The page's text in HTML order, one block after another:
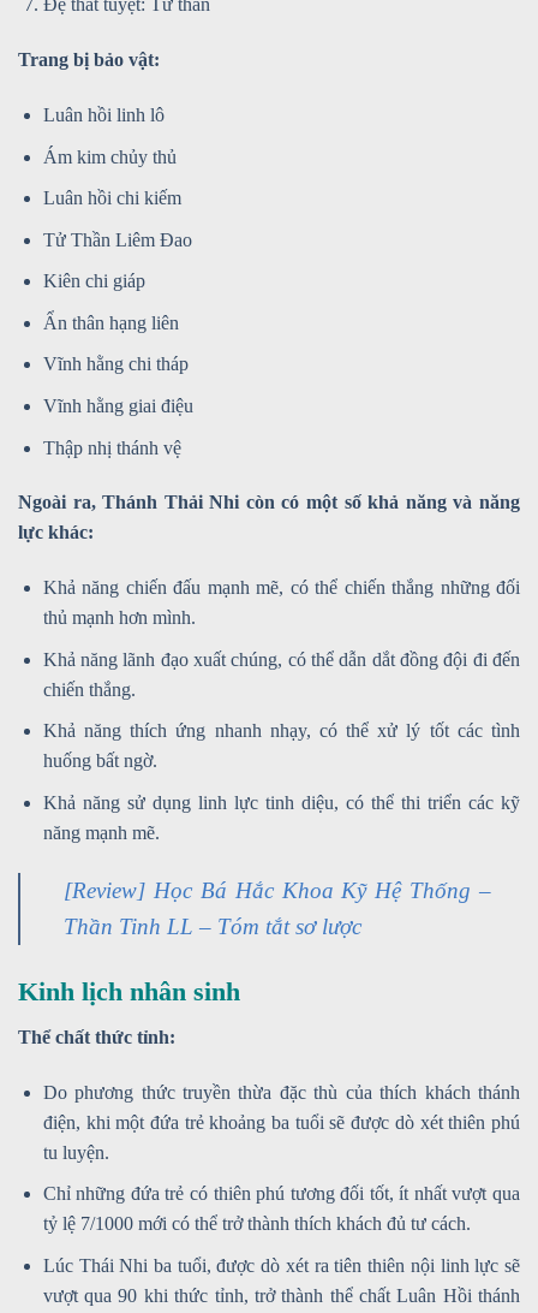
Đệ thất tuyệt: Tử thần
Trang bị bảo vật:
Luân hồi linh lô
Ám kim chủy thủ
Luân hồi chi kiếm
Tử Thần Liêm Đao
Kiên chi giáp
Ẩn thân hạng liên
Vĩnh hằng chi tháp
Vĩnh hằng giai điệu
Thập nhị thánh vệ
Ngoài ra, Thánh Thải Nhi còn có một số khả năng và năng
lực khác:
Khả năng chiến đấu mạnh mẽ, có thể chiến thắng những đối
thủ mạnh hơn mình.
Khả năng lãnh đạo xuất chúng, có thể dẫn dắt đồng đội đi đến
chiến thắng.
Khả năng thích ứng nhanh nhạy, có thể xử lý tốt các tình
huống bất ngờ.
Khả năng sử dụng linh lực tinh diệu, có thể thi triển các kỹ
năng mạnh mẽ.
[Review] Học Bá Hắc Khoa Kỹ Hệ Thống –
Thần Tinh LL – Tóm tắt sơ lược
Kinh lịch nhân sinh
Thể chất thức tỉnh:
Do phương thức truyền thừa đặc thù của thích khách thánh
điện, khi một đứa trẻ khoảng ba tuổi sẽ được dò xét thiên phú
tu luyện.
Chỉ những đứa trẻ có thiên phú tương đối tốt, ít nhất vượt qua
tỷ lệ 7/1000 mới có thể trở thành thích khách đủ tư cách.
Lúc Thái Nhi ba tuổi, được dò xét ra tiên thiên nội linh lực sẽ
vượt qua 90 khi thức tỉnh, trở thành thể chất Luân Hồi thánh